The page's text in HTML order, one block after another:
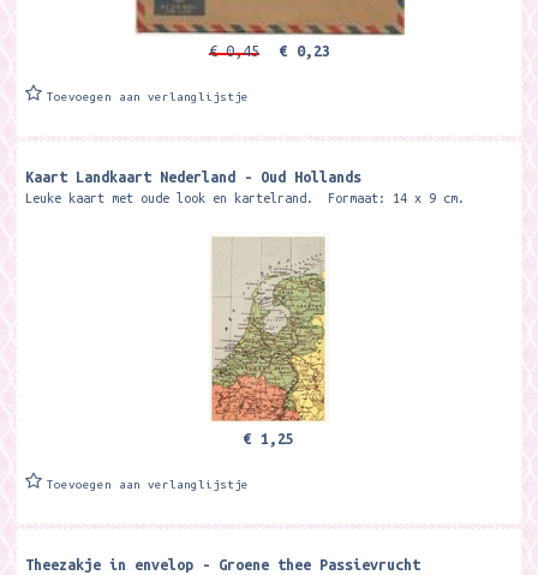
€ 0,45 € 0,23
Toevoegen aan verlanglijstje
Kaart Landkaart Nederland - Oud Hollands
Leuke kaart met oude look en kartelrand. Formaat: 14 x 9 cm.
€ 1,25
Toevoegen aan verlanglijstje
Theezakje in envelop - Groene thee Passievrucht